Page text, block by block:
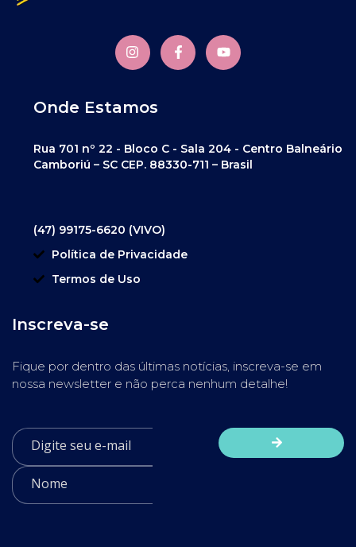
Onde Estamos
Rua 701 nº 22 - Bloco C - Sala 204 - Centro Balneário
Camboriú – SC CEP. 88330-711 – Brasil
(47) 99175-6620 (VIVO)
Política de Privacidade
Termos de Uso
Inscreva-se
Fique por dentro das últimas notícias, inscreva-se em
nossa newsletter e não perca nenhum detalhe!